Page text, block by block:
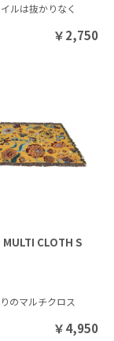
ルは抜かりなく
￥2,750
CLOTH S
のマルチクロス
￥4,950